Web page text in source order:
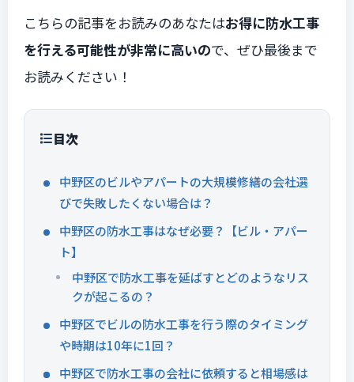
こちらの記事をお読みのあなたはお得に防水工事
を行える可能性が非常に高いので、ぜひ最後まで
お読みください！
目次
中野区のビルやアパートの大規模修繕の会社選
びで失敗したくない場合は？
中野区の防水工事はなぜ必要？【ビル・アパー
ト】
中野区で防水工事を延ばすとどのようなリス
クが起こるの？
中野区でビルの防水工事を行う際のタイミング
や時期は10年に1回？
中野区で防水工事の会社に依頼すると相場感は